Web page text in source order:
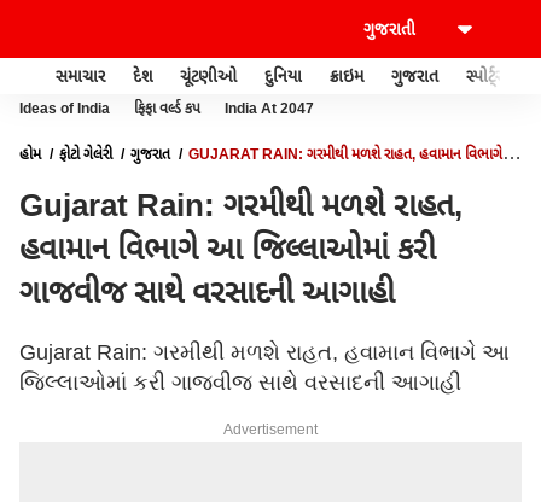
સમાચાર દેશ ચૂંટણીઓ દુનિયા ક્રાઇમ ગુજરાત સ્પોર્ટ્સ
Ideas of India ફિફા વર્લ્ડ કપ India At 2047
હોમ ફોટો ગેલેરી ગુજરાત
GUJARAT RAIN: ગરમીથી મળશે રાહત, હવામાન વિભાગે
Gujarat Rain: ગરમીથી મળશે રાહત,
હવામાન વિભાગે આ જિલ્લાઓમાં કરી
ગાજવીજ સાથે વરસાદની આગાહી
Gujarat Rain: ગરમીથી મળશે રાહત, હવામાન વિભાગે આ
જિલ્લાઓમાં કરી ગાજવીજ સાથે વરસાદની આગાહી
Advertisement